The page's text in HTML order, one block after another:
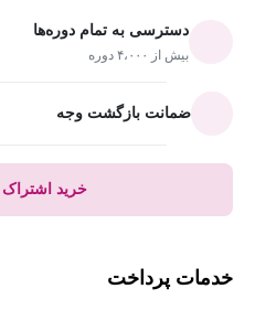
دسترسی به تمام دوره‌ها
بیش از ۴،۰۰۰ دوره
ضمانت بازگشت وجه
خرید
خدمات پرداخت